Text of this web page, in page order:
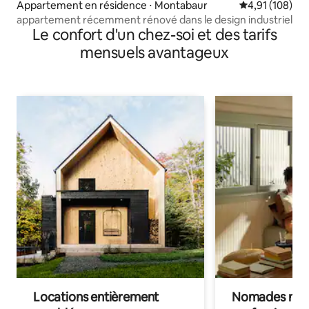
Appartement en résidence ⋅ Montabaur Évaluation
4,91 (108)
appartement récemment rénové dans le design industriel
Le confort d'un chez-soi et des tarifs
mensuels avantageux
Locations entièrement
Nomades